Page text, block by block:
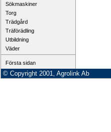
Sökmaskiner
Torg
Trädgård
Träförädling
Utbildning
Väder
Första sidan
© Copyright 2001, Agrolink Ab